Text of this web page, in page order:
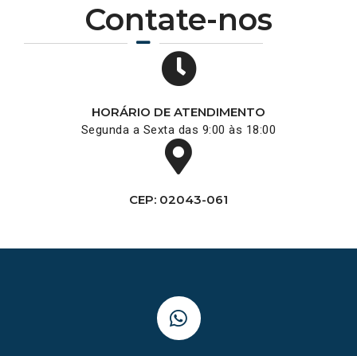
Contate-nos
HORÁRIO DE ATENDIMENTO
Segunda a Sexta das 9:00 às 18:00
CEP: 02043-061